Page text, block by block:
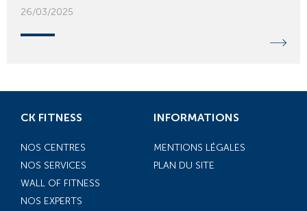
26/03/2025
CK FITNESS
NOS CENTRES
NOS SERVICES
WALL OF FITNESS
NOS EXPERTS
INFORMATIONS
MENTIONS LÉGALES
PLAN DU SITE